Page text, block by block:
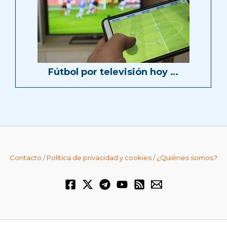
Fútbol por televisión hoy …
Contacto /Política de privacidad y cookies/¿Quiénes somos?